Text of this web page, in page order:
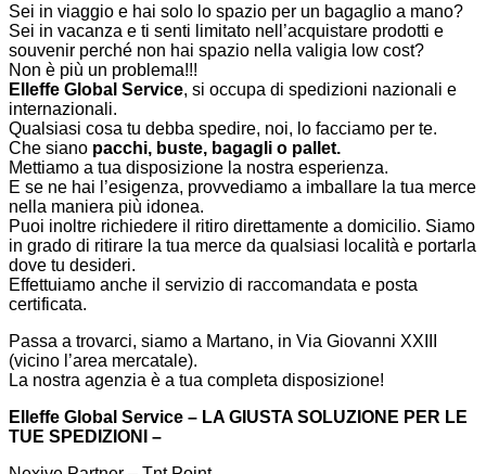
Sei in viaggio e hai solo lo spazio per un bagaglio a mano?
Sei in vacanza e ti senti limitato nell’acquistare prodotti e
souvenir perché non hai spazio nella valigia low cost?
Non è più un problema!!!
Elleffe Global Service, si occupa di spedizioni nazionali e
internazionali.
Qualsiasi cosa tu debba spedire, noi, lo facciamo per te.
Che siano pacchi, buste, bagagli o pallet.
Mettiamo a tua disposizione la nostra esperienza.
E se ne hai l’esigenza, provvediamo a imballare la tua merce
nella maniera più idonea.
Puoi inoltre richiedere il ritiro direttamente a domicilio. Siamo
in grado di ritirare la tua merce da qualsiasi località e portarla
dove tu desideri.
Effettuiamo anche il servizio di raccomandata e posta
certificata.
Passa a trovarci, siamo a Martano, in Via Giovanni XXIII
(vicino l’area mercatale).
La nostra agenzia è a tua completa disposizione!
Elleffe Global Service – LA GIUSTA SOLUZIONE PER LE
TUE SPEDIZIONI –